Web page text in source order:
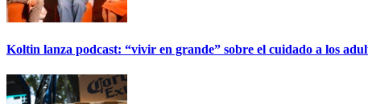
Koltin lanza podcast: “vivir en grande” sobre el cuidado a los